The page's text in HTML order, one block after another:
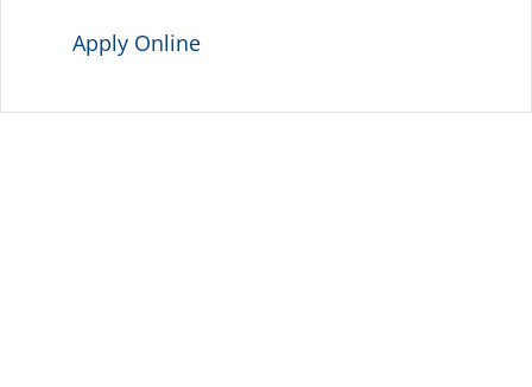
Apply Online